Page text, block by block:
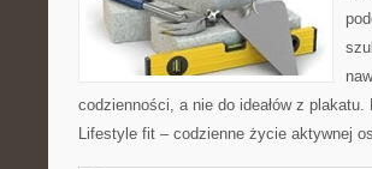
codzienności, a nie do ideałów z
Lifestyle fit – codzienne życie aktywnej